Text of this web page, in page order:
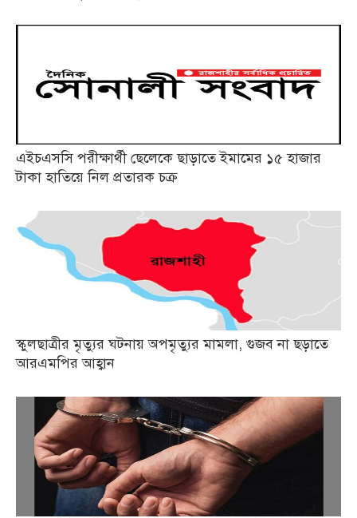
এইচএসসি পরীক্ষার্থী ছেলেকে ছাড়াতে ইমামের ১৫ হাজার
টাকা হাতিয়ে নিল প্রতারক চক্র
স্কুলছাত্রীর মৃত্যুর ঘটনায় অপমৃত্যুর মামলা, গুজব না ছড়াতে
আরএমপির আহ্বান